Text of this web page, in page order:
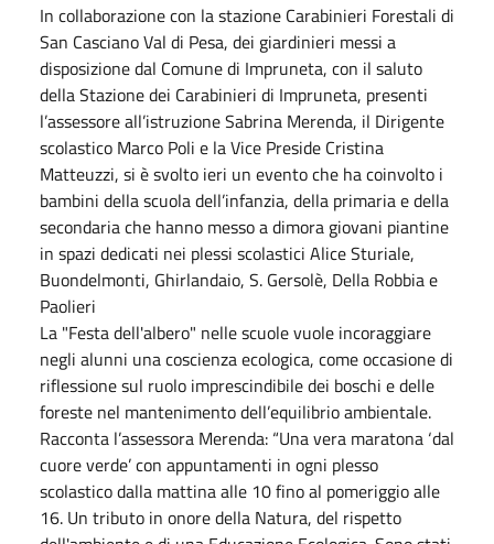
In collaborazione con la stazione Carabinieri Forestali di
San Casciano Val di Pesa, dei giardinieri messi a
disposizione dal Comune di Impruneta, con il saluto
della Stazione dei Carabinieri di Impruneta, presenti
l’assessore all’istruzione Sabrina Merenda, il Dirigente
scolastico Marco Poli e la Vice Preside Cristina
Matteuzzi, si è svolto ieri un evento che ha coinvolto i
bambini della scuola dell’infanzia, della primaria e della
secondaria che hanno messo a dimora giovani piantine
in spazi dedicati nei plessi scolastici Alice Sturiale,
Buondelmonti, Ghirlandaio, S. Gersolè, Della Robbia e
Paolieri
La "Festa dell'albero" nelle scuole vuole incoraggiare
negli alunni una coscienza ecologica, come occasione di
riflessione sul ruolo imprescindibile dei boschi e delle
foreste nel mantenimento dell’equilibrio ambientale.
Racconta l’assessora Merenda: “Una vera maratona ‘dal
cuore verde’ con appuntamenti in ogni plesso
scolastico dalla mattina alle 10 fino al pomeriggio alle
16. Un tributo in onore della Natura, del rispetto